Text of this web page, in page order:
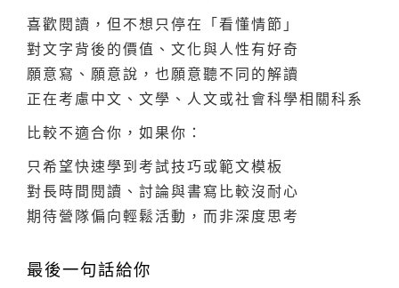
喜歡閱讀，但不想只停在「看懂情節」
對文字背後的價值、文化與人性有好奇
願意寫、願意說，也願意聽不同的解讀
正在考慮中文、文學、人文或社會科學相關科系
比較不適合你，如果你：
只希望快速學到考試技巧或範文模板
對長時間閱讀、討論與書寫比較沒耐心
期待營隊偏向輕鬆活動，而非深度思考
最後一句話給你